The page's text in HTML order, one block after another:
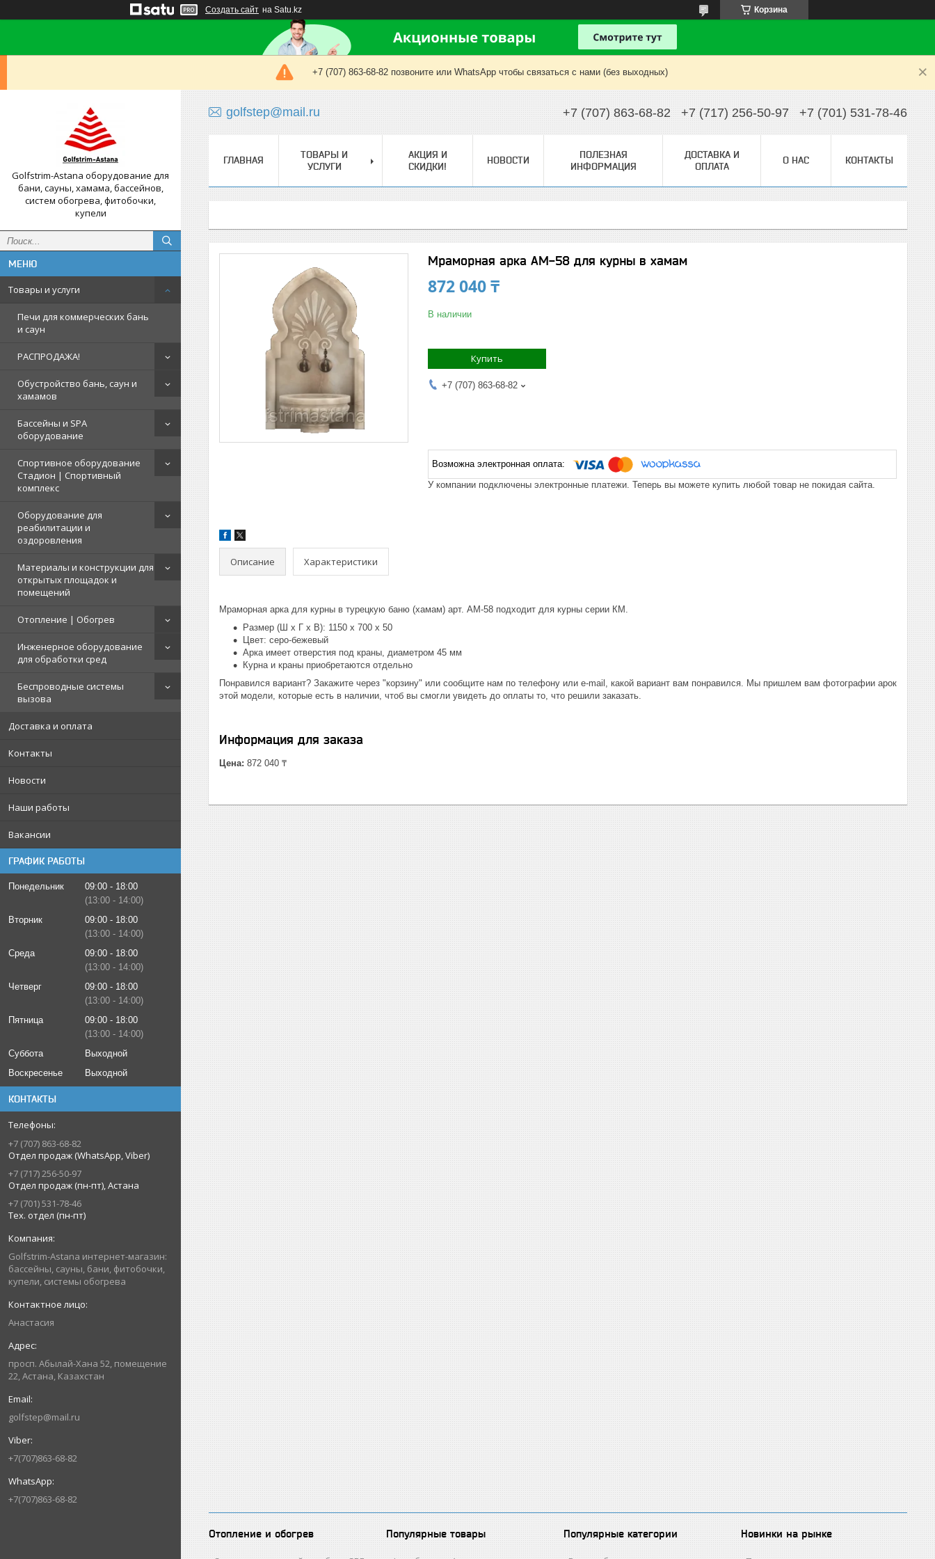
Создать сайт на Satu.kz Корзина
+7 (707) 863-68-82 позвоните или WhatsApp чтобы связаться с нами (без выходных)
Golfstrim-Astana оборудование для
бани, сауны, хамама, бассейнов,
систем обогрева, фитобочки,
купели
Товары и услуги
Печи для коммерческих бань
и саун
РАСПРОДАЖА!
Обустройство бань, саун и
хамамов
Бассейны и SPA
оборудование
Спортивное оборудование
Стадион | Cпортивный
комплекс
Оборудование для
реабилитации и
оздоровления
Материалы и конструкции для
открытых площадок и
помещений
Отопление | Обогрев
Инженерное оборудование
для обработки сред
Беспроводные системы
вызова
Доставка и оплата
Контакты
Новости
Наши работы
Вакансии
ГРАФИК РАБОТЫ
Понедельник 09:00
18:00
13:00
14:00
Вторник
09:00
18:00
13:00
14:00
Среда
09:00
18:00
13:00
14:00
Четверг
09:00
18:00
13:00
14:00
Пятница
09:00
18:00
13:00
14:00
Суббота
Выходной
Воскресенье
Выходной
КОНТАКТЫ
+7 (707) 863-68-82
Отдел продаж (WhatsApp, Viber)
+7 (717) 256-50-97
Отдел продаж (пн-пт), Астана
+7 (701) 531-78-46
Тех. отдел (пн-пт)
Golfstrim-Astana интернет-магазин:
бассейны, сауны, бани, фитобочки,
купели, системы обогрева
Анастасия
просп. Абылай-Хана 52, помещение
22, Астана, Казахстан
golfstep@mail.ru
+7(707)863-68-82
+7(707)863-68-82
golfstep@mail.ru +7 (707) 863-68-82 +7 (717) 256-50-97 +7 (701) 531-78-46
ГЛАВНАЯ
ТОВАРЫ И
УСЛУГИ
АКЦИЯ И
СКИДКИ!
НОВОСТИ
ПОЛЕЗНАЯ
ИНФОРМАЦИЯ
ДОСТАВКА И
ОПЛАТА
О НАС КОНТАКТЫ
Мраморная арка АМ-58 для курны в хамам
872 040 ₸
В наличии
Купить
+7 (707) 863-68-82
У компании подключены электронные платежи. Теперь вы можете купить любой товар не покидая сайта.
Описание Характеристики
Мраморная арка для курны в турецкую баню (хамам) арт. АМ-58 подходит для курны серии КМ.
Размер (Ш х Г х В): 1150 х 700 х 50
Цвет: серо-бежевый
Арка имеет отверстия под краны, диаметром 45 мм
Курна и краны приобретаются отдельно
Понравился вариант? Закажите через "корзину" или сообщите нам по телефону или e-mail, какой вариант вам понравился. Мы пришлем вам фотографии арок
этой модели, которые есть в наличии, чтоб вы смогли увидеть до оплаты то, что решили заказать.
Информация для заказа
Цена: 872 040 ₸
Отопление и обогрев Популярные товары Популярные категории Новинки на рынке